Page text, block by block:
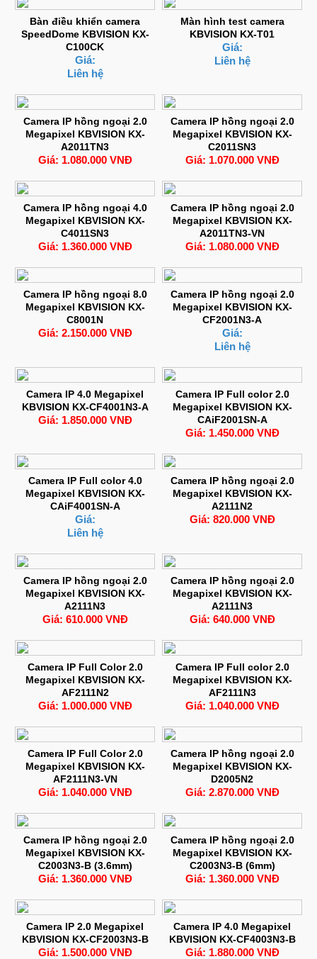
Bàn điều khiển camera
SpeedDome KBVISION KX-
C100CK
Giá:
Liên hệ
Màn hình test camera
KBVISION KX-T01
Giá:
Liên hệ
Camera IP hồng ngoại 2.0
Megapixel KBVISION KX-
A2011TN3
Giá: 1.080.000 VNĐ
Camera IP hồng ngoại 2.0
Megapixel KBVISION KX-
C2011SN3
Giá: 1.070.000 VNĐ
Camera IP hồng ngoại 4.0
Megapixel KBVISION KX-
C4011SN3
Giá: 1.360.000 VNĐ
Camera IP hồng ngoại 2.0
Megapixel KBVISION KX-
A2011TN3-VN
Giá: 1.080.000 VNĐ
Camera IP hồng ngoại 8.0
Megapixel KBVISION KX-
C8001N
Giá: 2.150.000 VNĐ
Camera IP hồng ngoại 2.0
Megapixel KBVISION KX-
CF2001N3-A
Giá:
Liên hệ
Camera IP 4.0 Megapixel
KBVISION KX-CF4001N3-A
Giá: 1.850.000 VNĐ
Camera IP Full color 2.0
Megapixel KBVISION KX-
CAiF2001SN-A
Giá: 1.450.000 VNĐ
Camera IP Full color 4.0
Megapixel KBVISION KX-
CAiF4001SN-A
Giá:
Liên hệ
Camera IP hồng ngoại 2.0
Megapixel KBVISION KX-
A2111N2
Giá: 820.000 VNĐ
Camera IP hồng ngoại 2.0
Megapixel KBVISION KX-
A2111N3
Giá: 610.000 VNĐ
Camera IP hồng ngoại 2.0
Megapixel KBVISION KX-
A2111N3
Giá: 640.000 VNĐ
Camera IP Full Color 2.0
Megapixel KBVISION KX-
AF2111N2
Giá: 1.000.000 VNĐ
Camera IP Full color 2.0
Megapixel KBVISION KX-
AF2111N3
Giá: 1.040.000 VNĐ
Camera IP Full Color 2.0
Megapixel KBVISION KX-
AF2111N3-VN
Giá: 1.040.000 VNĐ
Camera IP hồng ngoại 2.0
Megapixel KBVISION KX-
D2005N2
Giá: 2.870.000 VNĐ
Camera IP hồng ngoại 2.0
Megapixel KBVISION KX-
C2003N3-B (3.6mm)
Giá: 1.360.000 VNĐ
Camera IP hồng ngoại 2.0
Megapixel KBVISION KX-
C2003N3-B (6mm)
Giá: 1.360.000 VNĐ
Camera IP 2.0 Megapixel
KBVISION KX-CF2003N3-B
Giá: 1.500.000 VNĐ
Camera IP 4.0 Megapixel
KBVISION KX-CF4003N3-B
Giá: 1.880.000 VNĐ